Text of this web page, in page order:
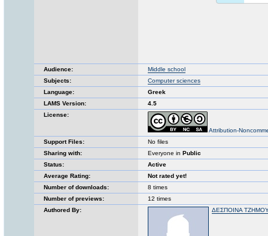
Audience:
Middle school
Subjects:
Computer sciences
Language:
Greek
LAMS Version:
4.5
License:
Attribution-
Support Files:
No files
Sharing with:
Everyone in Public
Status:
Active
Average Rating:
Not rated yet!
Number of downloads:
8 times
Number of previews:
12 times
Authored By:
ΔΕΣΠΟΙΝΑ